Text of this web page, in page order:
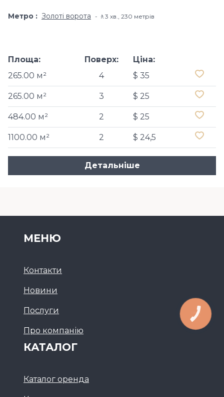
Метро Золоті ворота 🚶3 хв​., 230 метрів
Площа:
265.00 м²
Поверх:
4
Ціна:
$ 35
265.00 м² 3 $ 25
484.00 м² 2 $ 25
1100.00 м² 2 $ 24,5
Детальніше
МЕНЮ
Контакти
Новини
Послуги
Про компанію
КАТАЛОГ
Каталог оренда